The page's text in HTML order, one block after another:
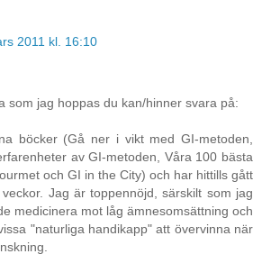
2011 kl. 16:10
som jag hoppas du kan/hinner svara på:
böcker (Gå ner i vikt med GI-metoden,
av GI-metoden, Våra 100 bästa
och GI in the City) och har hittills gått
Jag är toppennöjd, särskilt som jag
medicinera mot låg ämnesomsättning och
"naturliga handikapp" att övervinna när